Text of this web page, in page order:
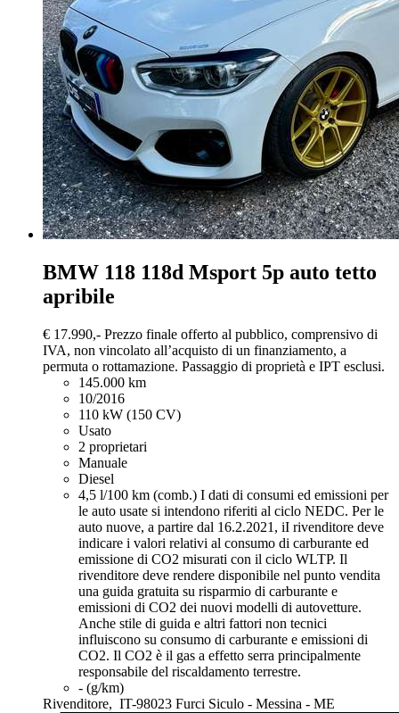
BMW 118 118d Msport 5p auto tetto
apribile
€ 17.990,- Prezzo finale offerto al pubblico, comprensivo di
IVA, non vincolato all’acquisto di un finanziamento, a
permuta o rottamazione. Passaggio di proprietà e IPT esclusi.
145.000 km
10/2016
110 kW (150 CV)
Usato
2 proprietari
Manuale
Diesel
4,5 l/100 km (comb.) I dati di consumi ed emissioni per
le auto usate si intendono riferiti al ciclo NEDC. Per le
auto nuove, a partire dal 16.2.2021, iI rivenditore deve
indicare i valori relativi al consumo di carburante ed
emissione di CO2 misurati con il ciclo WLTP. Il
rivenditore deve rendere disponibile nel punto vendita
una guida gratuita su risparmio di carburante e
emissioni di CO2 dei nuovi modelli di autovetture.
Anche stile di guida e altri fattori non tecnici
influiscono su consumo di carburante e emissioni di
CO2. Il CO2 è il gas a effetto serra principalmente
responsabile del riscaldamento terrestre.
- (g/km)
Rivenditore, IT-98023 Furci Siculo - Messina - ME